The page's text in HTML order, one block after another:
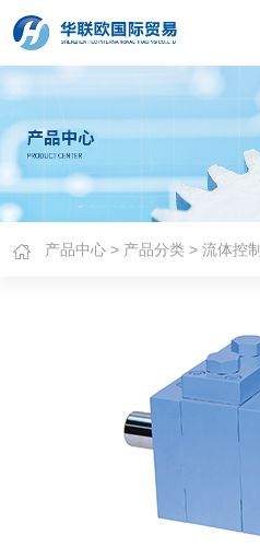
产品中心 > 产品分类 >流体控制